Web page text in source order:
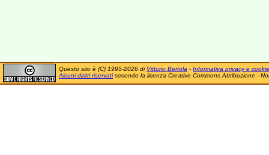
Questo sito è (C) 1995-2026 di Vittorio Bertola - Informativa privacy e cookie
Alcuni diritti riservatisecondo la licenza Creative Commons Attribuzione -